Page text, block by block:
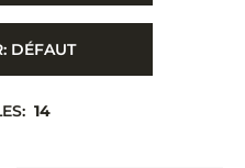
DÉFAUT
14